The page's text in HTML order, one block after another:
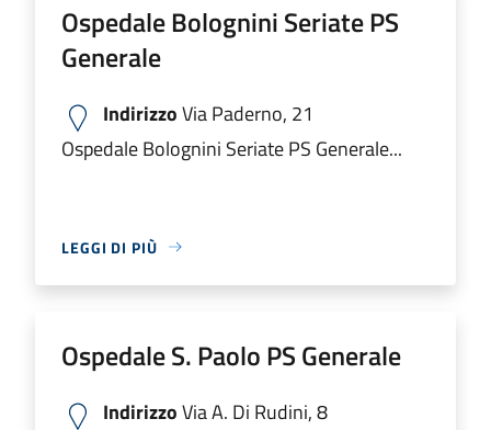
Ospedale Bolognini Seriate PS
Generale
IndirizzoVia Paderno, 21
Ospedale Bolognini Seriate PS Generale...
LEGGI DI PIÙ
Ospedale S. Paolo PS Generale
IndirizzoVia A. Di Rudini, 8